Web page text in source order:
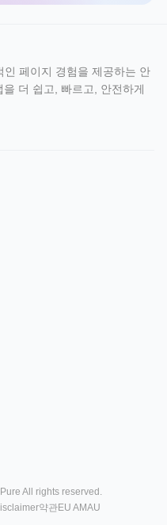
페이지 경험을 제공하는 안
더 쉽고, 빠르고, 안전하게
All rights reserved.
약관EU AMAU